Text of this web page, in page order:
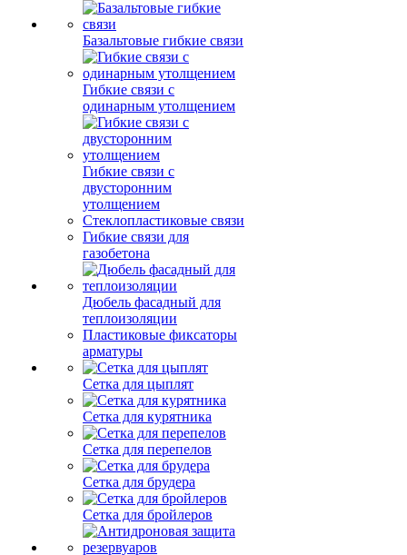
Базальтовые гибкие связи
Гибкие связи с
одинарным утолщением
Гибкие связи с
двусторонним
утолщением
Стеклопластиковые связи
Гибкие связи для
газобетона
Дюбель фасадный для
теплоизоляции
Пластиковые фиксаторы
арматуры
Сетка для цыплят
Сетка для курятника
Сетка для перепелов
Сетка для брудера
Сетка для бройлеров